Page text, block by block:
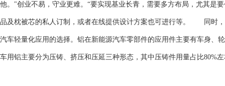
他。"创业不易，守业更难。“要实现基业长青，需要多方布局，尤其是
品及枕被芯的私人订制，或者在线提供设计方案也可进行等。 同时
汽车轻量化应用的选择。铝在新能源汽车零部件的应用件主要有车身、
车用铝主要分为压铸、挤压和压延三种形态，其中压铸件用量占比80%